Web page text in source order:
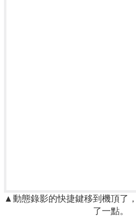
▲動態錄影的快捷鍵移到機頂了
了一點。